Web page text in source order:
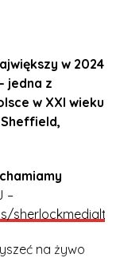
w 2024
jedna z
w XXI wieku
–
sherlockmedialtd/
na żywo